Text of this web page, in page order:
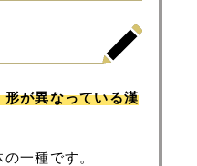
が異なっている漢
一種です。